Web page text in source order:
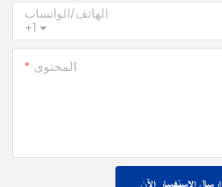
+1
الهاتف/الواتساب
المحتوى